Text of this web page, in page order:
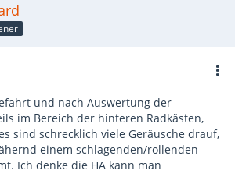
und nach Auswertung der
im Bereich der hinteren Radkästen,
sind schrecklich viele Geräusche drauf,
einem schlagenden/rollenden
Ich denke die HA kann man